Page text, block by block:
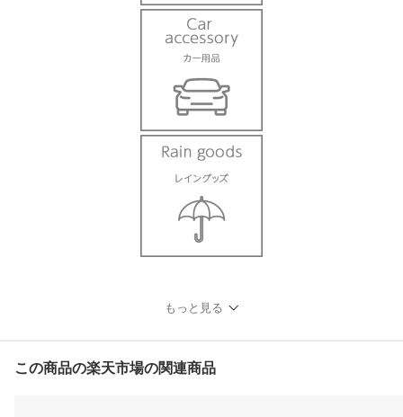
もっと見る
この商品の楽天市場の関連商品